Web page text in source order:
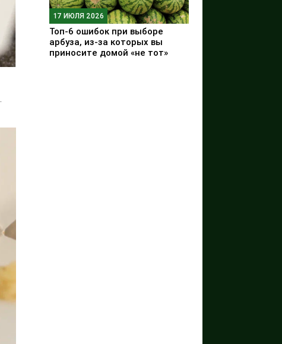
17 ИЮЛЯ 2026
Топ-6 ошибок при выборе
арбуза, из-за которых вы
приносите домой «не тот»